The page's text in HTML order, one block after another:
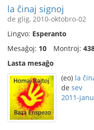
la ĉinaj signoj
de glig, 2010-oktobro-02
Lingvo: Esperanto
Mesaĝoj: 10 Montroj:
Lasta mesaĝo
(eo) la
de sev
2011-